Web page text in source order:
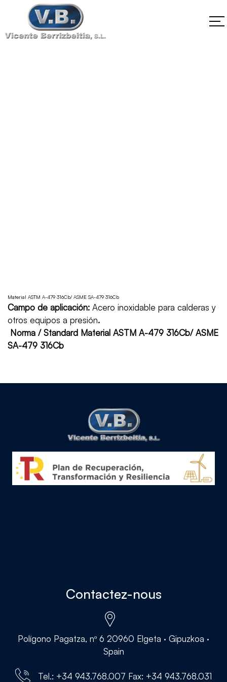
Material ASTM A-479 316Cb/ ASME SA-479 316Cb
Campo de aplicación: Acero inoxidable para calderas y
otros equipos a presión.
Norma / Standard Material ASTM A-479 316Cb/ ASME
SA-479 316Cb
Contactez-nous
Polígono Pagatza, nº 6 20960 Elgeta · Gipuzkoa ·
Spain
Tel.: +34 943.768.007 Fax: +34 943.768.031